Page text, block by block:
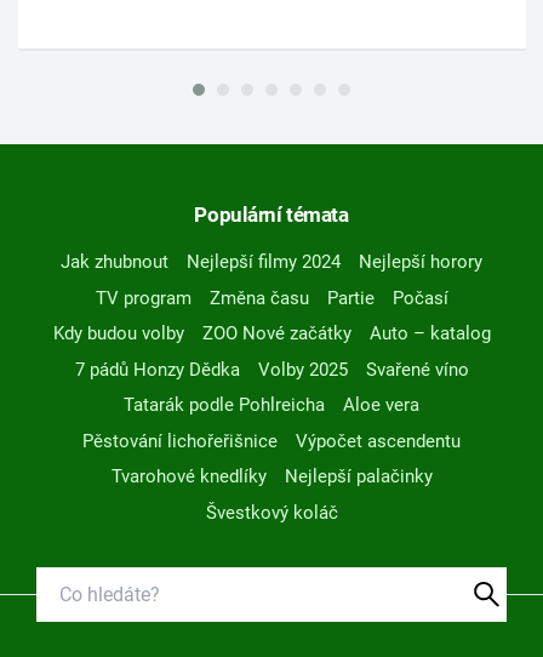
Populární témata
Jak zhubnout Nejlepší filmy 2024
Nejlepší horory
TV program
Změna času Partie
Počasí
Kdy budou volby
ZOO Nové začátky
Auto – katalog
7 pádů Honzy Dědka
Volby 2025
Svařené víno
Tatarák podle Pohlreicha
Aloe vera
Pěstování lichořeřišnice
Výpočet ascendentu
Tvarohové knedlíky
Nejlepší palačinky
Švestkový koláč